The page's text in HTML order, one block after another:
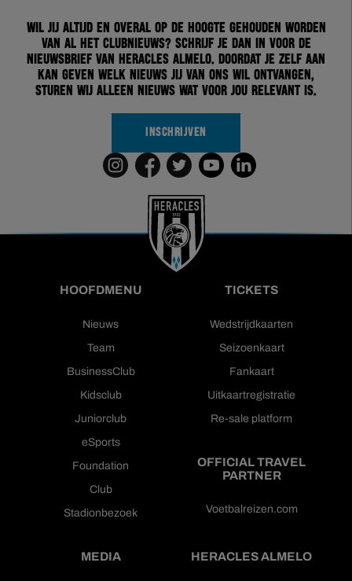
Wil jij altijd en overal op de hoogte gehouden worden
van al het clubnieuws? Schrijf je dan in voor de
nieuwsbrief van Heracles Almelo. Doordat je zelf aan
kan geven welk nieuws jij van ons wil ontvangen,
sturen wij alleen nieuws wat voor jou relevant is.
INSCHRIJVEN
HOOFDMENU
Nieuws
Team
BusinessClub
Kidsclub
Juniorclub
eSports
Foundation
Club
Stadionbezoek
TICKETS
Wedstrijdkaarten
Seizoenkaart
Fankaart
Uitkaartregistratie
Re-sale platform
OFFICIAL TRAVEL
PARTNER
Voetbalreizen.com
MEDIA HERACLES ALMELO